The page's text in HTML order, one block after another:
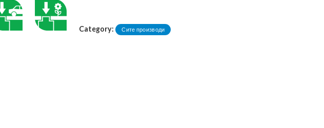
Category: Сите производи